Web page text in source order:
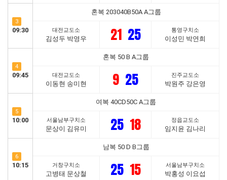
3
09:30
혼복 203040B50A A그룹
대전교도소
김성두 박영우 21 25 통영구치소
이성민 박연희
4
09:45
혼복 50 B A그룹
대전교도소
이동현 송미현 9 25 진주교도소
박원주 강은영
5
10:00
여복 40CD50C A그룹
서울남부구치소
문상이 김유미 25 18 정읍교도소
임지윤 김나리
6
10:15
남복 50 D B그룹
거창구치소
고병태 문상철 25 15 서울남부구치소
박홍성 이요섭